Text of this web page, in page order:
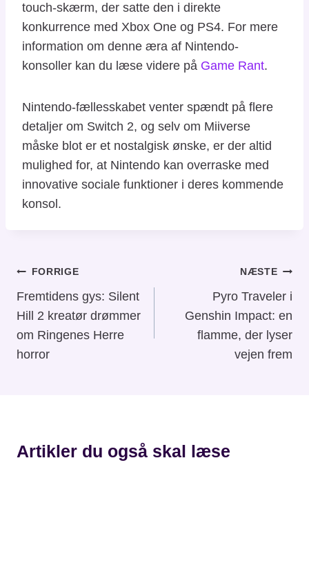
touch-skærm, der satte den i direkte
konkurrence med Xbox One og PS4. For mere
information om denne æra af Nintendo-
konsoller kan du læse videre på Game Rant.
Nintendo-fællesskabet venter spændt på flere
detaljer om Switch 2, og selv om Miiverse
måske blot er et nostalgisk ønske, er der altid
mulighed for, at Nintendo kan overraske med
innovative sociale funktioner i deres kommende
konsol.
Indlægsnavigation
FORRIGE
Fremtidens gys: Silent
Hill 2 kreatør drømmer
om Ringenes Herre
horror
NÆSTE
Pyro Traveler i
Genshin Impact: en
flamme, der lyser
vejen frem
Artikler du også skal læse